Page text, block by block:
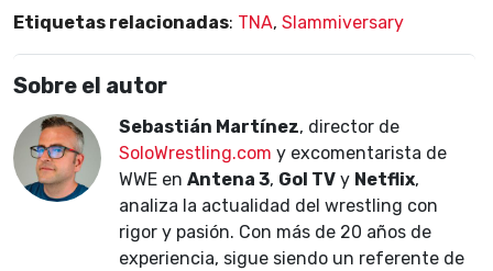
Etiquetas relacionadas: TNA, Slammiversary
Sobre el autor
Sebastián Martínez, director de
SoloWrestling.com y excomentarista de
WWE en Antena 3, Gol TV y Netflix,
analiza la actualidad del wrestling con
rigor y pasión. Con más de 20 años de
experiencia, sigue siendo un referente de